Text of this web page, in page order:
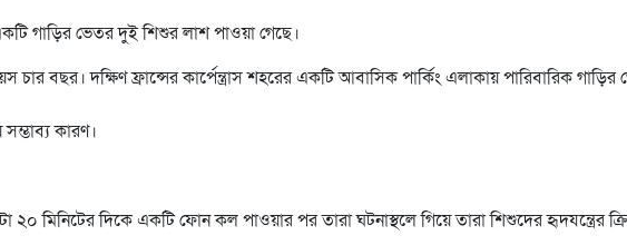
গাড়ির ভেতর দুই শিশুর লাশ পাওয়া গেছে।
দক্ষিণ ফ্রান্সের কার্পেন্ত্রাস শহরের একটি আবাসিক পার্কিং এলাকায় পারিবারিক গাড়ির
কারণ।
মিনিটের দিকে একটি ফোন কল পাওয়ার পর তারা ঘটনাস্থলে গিয়ে তারা শিশুদের হৃদযন্ত্রের